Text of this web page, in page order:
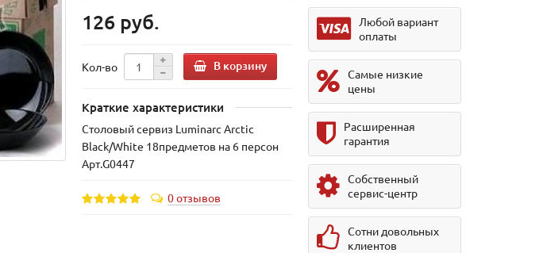
126 руб.
Кол-во В корзину
Краткие характеристики
Столовый сервиз Luminarc Arctic
Black/White 18предметов на 6 персон
Арт.G0447
0 отзывов
Любой вариант
оплаты
Самые низкие
цены
Расширенная
гарантия
Собственный
сервис-центр
Сотни довольных
клиентов